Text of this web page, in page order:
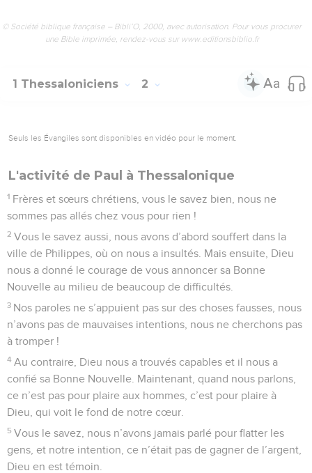
© Société biblique française – Bibli’O, 2000, avec autorisation. Pour vous procurer
une Bible imprimée, rendez-vous sur www.editionsbiblio.fr
1 Thessaloniciens 2
Seuls les Évangiles sont disponibles en vidéo pour le moment.
L'activité de Paul à Thessalonique
1 Frères et sœurs chrétiens, vous le savez bien, nous ne
sommes pas allés chez vous pour rien !
2 Vous le savez aussi, nous avons d’abord souffert dans la
ville de Philippes, où on nous a insultés. Mais ensuite, Dieu
nous a donné le courage de vous annoncer sa Bonne
Nouvelle au milieu de beaucoup de difficultés.
3 Nos paroles ne s’appuient pas sur des choses fausses, nous
n’avons pas de mauvaises intentions, nous ne cherchons pas
à tromper !
4 Au contraire, Dieu nous a trouvés capables et il nous a
confié sa Bonne Nouvelle. Maintenant, quand nous parlons,
ce n’est pas pour plaire aux hommes, c’est pour plaire à
Dieu, qui voit le fond de notre cœur.
5 Vous le savez, nous n’avons jamais parlé pour flatter les
gens, et notre intention, ce n’était pas de gagner de l’argent,
Dieu en est témoin.